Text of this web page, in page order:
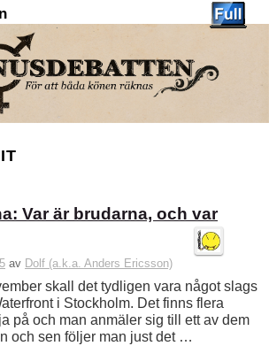
IT
Var är brudarna, och var
av Dolf (a.k.a. Anders Ericsson)
skall det tydligen vara något slags
i Stockholm. Det finns flera
på och man anmäler sig till ett av dem
och sen följer man just det …